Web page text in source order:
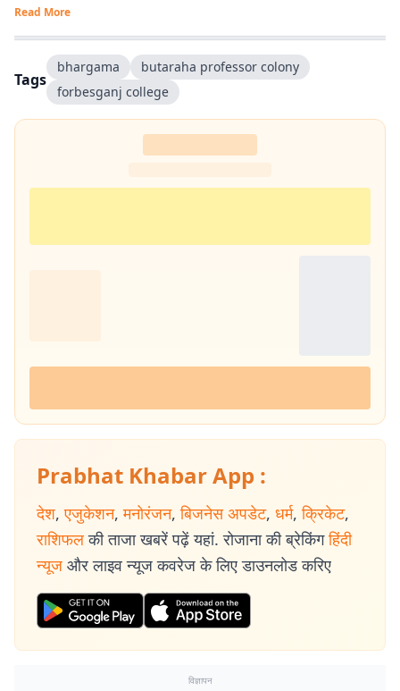
Read More
Tags
bhargama
butaraha professor colony
forbesganj college
Prabhat Khabar App :
देश, एजुकेशन, मनोरंजन, बिजनेस अपडेट, धर्म, क्रिकेट,
राशिफल की ताजा खबरें पढ़ें यहां. रोजाना की ब्रेकिंग हिंदी
न्यूज और लाइव न्यूज कवरेज के लिए डाउनलोड करिए
विज्ञापन